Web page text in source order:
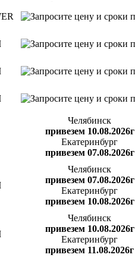
Челябинск
привезем 10.08.2026г
Екатеринбург
привезем 07.08.2026г
Челябинск
привезем 07.08.2026г
Екатеринбург
привезем 10.08.2026г
Челябинск
привезем 10.08.2026г
Екатеринбург
привезем 11.08.2026г